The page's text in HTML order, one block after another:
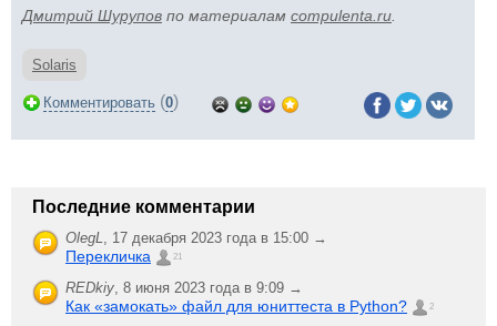
Дмитрий Шурупов по материалам compulenta.ru
Solaris
Комментировать (0)
Последние комментарии
OlegL, 17 декабря 2023 года в 15:00 →
Перекличка 21
REDkiy, 8 июня 2023 года в 9:09 →
Как «замокать» файл для юниттеста в Python? 2